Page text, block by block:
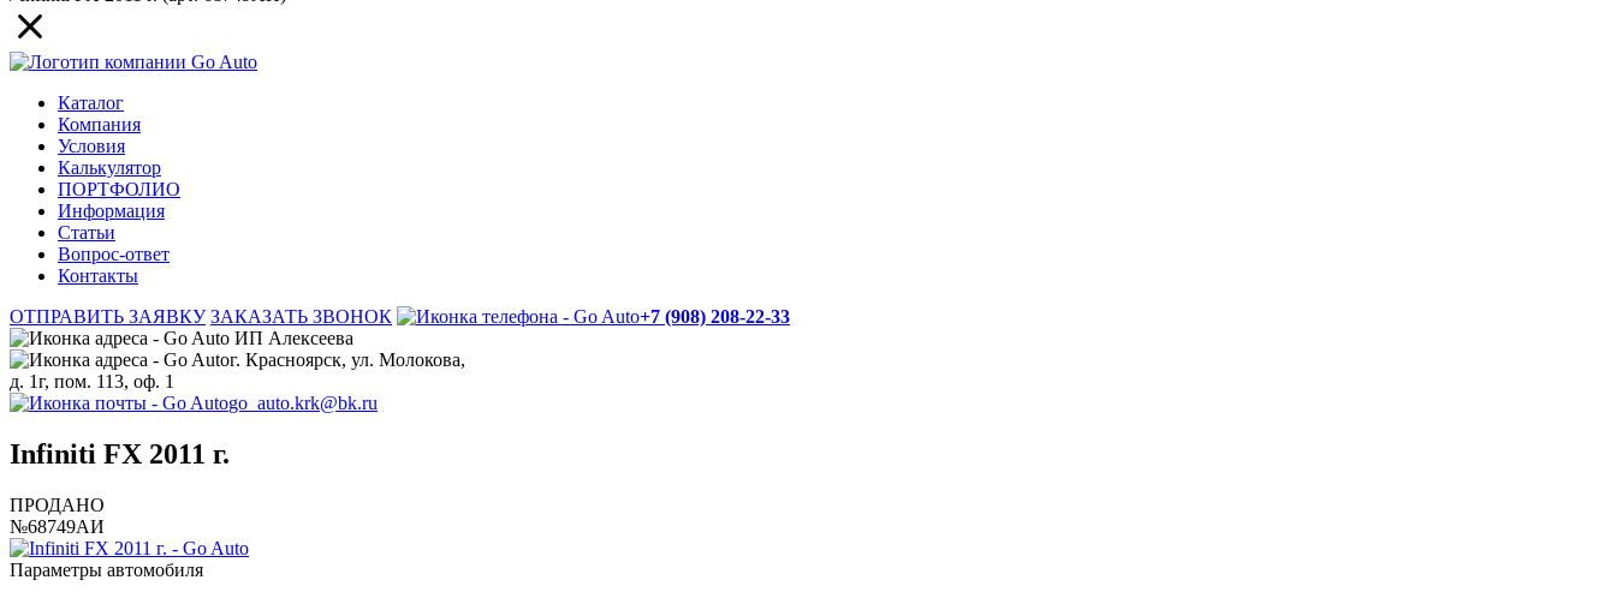
Каталог
Компания
Условия
Калькулятор
ПОРТФОЛИО
Информация
Статьи
Вопрос-ответ
Контакты
ОТПРАВИТЬ ЗАЯВКУ ЗАКАЗАТЬ ЗВОНОК
+7 (908) 208-22-33
ИП Алексеева
г. Красноярск, ул. Молокова,
д. 1г, пом. 113, оф. 1
go_auto.krk@bk.ru
Infiniti FX 2011 г.
ПРОДАНО
№68749АИ
Параметры автомобиля